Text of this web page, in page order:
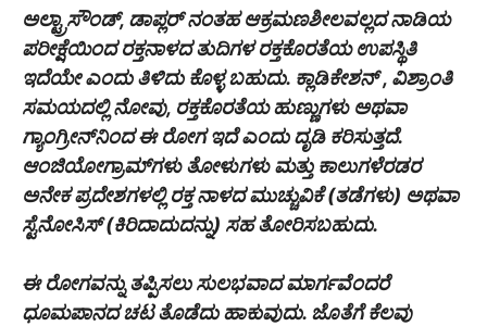
ಅಲ್ಟ್ರಾಸೌಂಡ್‌, ಡಾಪ್ಲರ್ ನಂತಹ ಆಕ್ರಮಣಶೀಲವಲ್ಲದ ನಾಡಿಯ
ಪರೀಕ್ಷೆಯಿಂದ ರಕ್ತನಾಳದ ತುದಿಗಳ ರಕ್ತಕೊರತೆಯ ಉಪಸ್ಥಿತಿ
ಇದೆಯೇ ಎಂದು ತಿಳಿದು ಕೊಳ್ಳ ಬಹುದು. ಕ್ಲಾಡಿಕೇಶನ್ , ವಿಶ್ರಾಂತಿ
ಸಮಯದಲ್ಲಿ ನೋವು, ರಕ್ತಕೊರತೆಯ ಹುಣ್ಣುಗಳು ಅಥವಾ
ಗ್ಯಾಂಗ್ರೀನ್‌ನಿಂದ ಈ ರೋಗ ಇದೆ ಎಂದು ದೃಡಿ ಕರಿಸುತ್ತದೆ.
ಆಂಜಿಯೋಗ್ರಾಮ್‌ಗಳು ತೋಳುಗಳು ಮತ್ತು ಕಾಲುಗಳೆರಡರ
ಅನೇಕ ಪ್ರದೇಶಗಳಲ್ಲಿ ರಕ್ತ ನಾಳದ ಮುಚ್ಚುವಿಕೆ (ತಡೆಗಳು) ಅಥವಾ
ಸ್ಟೆನೋಸಿಸ್ (ಕಿರಿದಾದುದನ್ನು) ಸಹ ತೋರಿಸಬಹುದು.
ಈ ರೋಗವನ್ನು ತಪ್ಪಿಸಲು ಸುಲಭವಾದ ಮಾರ್ಗವೆಂದರೆ
ಧೂಮಪಾನದ ಚಟ ತೊಡೆದು ಹಾಕುವುದು. ಜೊತೆಗೆ ಕೆಲವು